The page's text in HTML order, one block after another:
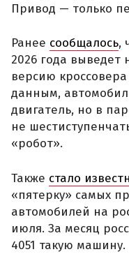
Привод — только
Ранее сообщалось,
2026 года
версию
данным,
двигатель, но в
не
«робот».
Также стало
«пятерку» самых
автомобилей на
июля. За месяц
4051 такую машину.